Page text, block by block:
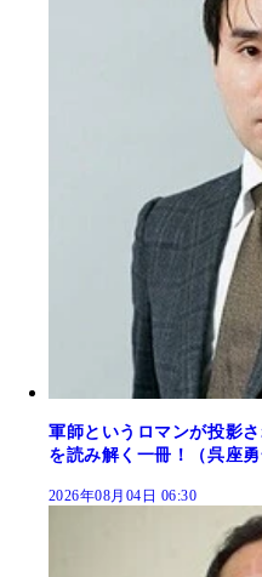
軍師というロマンが投影
を読み解く一冊！（呉座
2026年08月04日 06:30